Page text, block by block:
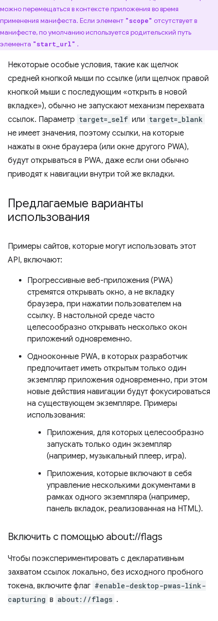
можно перемещаться в контексте приложения во время
применения манифеста. Если элемент "scope" отсутствует в
манифесте, по умолчанию используется родительский путь
элемента "start_url" .
Некоторые особые условия, такие как щелчок
средней кнопкой мыши по ссылке (или щелчок правой
кнопкой мыши с последующим «открыть в новой
вкладке»), обычно не запускают механизм перехвата
ссылок. Параметр target=_self или target=_blank
не имеет значения, поэтому ссылки, на которые
нажаты в окне браузера (или окне другого PWA),
будут открываться в PWA, даже если они обычно
приводят к навигации внутри той же вкладки.
Предлагаемые варианты
использования
Примеры сайтов, которые могут использовать этот
API, включают:
Прогрессивные веб-приложения (PWA)
стремятся открывать окно, а не вкладку
браузера, при нажатии пользователем на
ссылку. В настольной среде часто
целесообразно открывать несколько окон
приложений одновременно.
Однооконные PWA, в которых разработчик
предпочитает иметь открытым только один
экземпляр приложения одновременно, при этом
новые действия навигации будут фокусироваться
на существующем экземпляре. Примеры
использования:
Приложения, для которых целесообразно
запускать только один экземпляр
(например, музыкальный плеер, игра).
Приложения, которые включают в себя
управление несколькими документами в
рамках одного экземпляра (например,
панель вкладок, реализованная на HTML).
Включить с помощью about://flags
Чтобы поэкспериментировать с декларативным
захватом ссылок локально, без исходного пробного
токена, включите флаг #enable-desktop-pwas-link-
capturing в about://flags .